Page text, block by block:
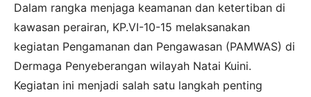
Dalam rangka menjaga keamanan dan ketertiban di
kawasan perairan, KP.VI-10-15 melaksanakan
kegiatan Pengamanan dan Pengawasan (PAMWAS) di
Dermaga Penyeberangan wilayah Natai Kuini.
Kegiatan ini menjadi salah satu langkah penting